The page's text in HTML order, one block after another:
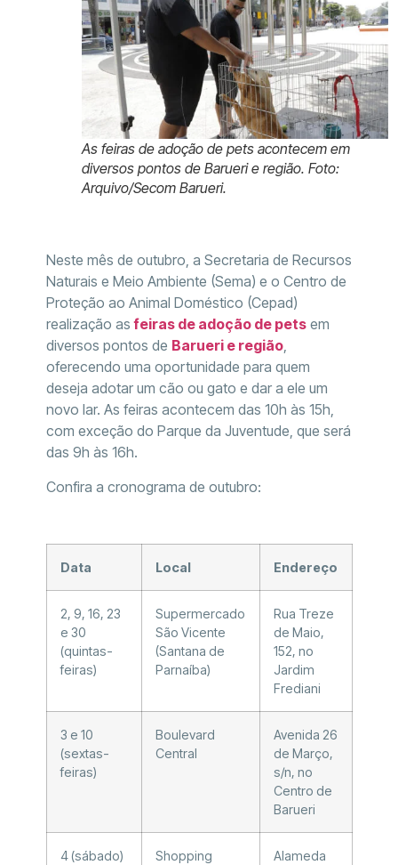
As feiras de adoção de pets acontecem em
diversos pontos de Barueri e região. Foto:
Arquivo/Secom Barueri.
Neste mês de outubro, a Secretaria de Recursos
Naturais e Meio Ambiente (Sema) e o Centro de
Proteção ao Animal Doméstico (Cepad)
realização as feiras de adoção de petsem
diversos pontos de Barueri e região,
oferecendo uma oportunidade para quem
deseja adotar um cão ou gato e dar a ele um
novo lar. As feiras acontecem das 10h às 15h,
com exceção do Parque da Juventude, que será
das 9h às 16h.
Confira a cronograma de outubro:
Data Local Endereço
2, 9, 16, 23
e 30
(quintas-
feiras)
Supermercado
São Vicente
(Santana de
Parnaíba)
Rua Treze
de Maio,
152, no
Jardim
Frediani
3 e 10
(sextas-
feiras)
Boulevard
Central
Avenida 26
de Março,
s/n, no
Centro de
Barueri
4 (sábado)
Shopping
Alameda